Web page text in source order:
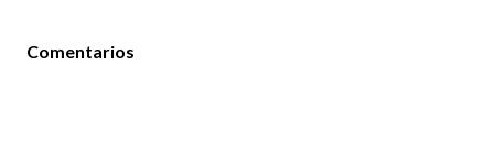
Comentarios